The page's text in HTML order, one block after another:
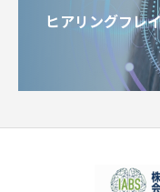
ヒアリングフレ